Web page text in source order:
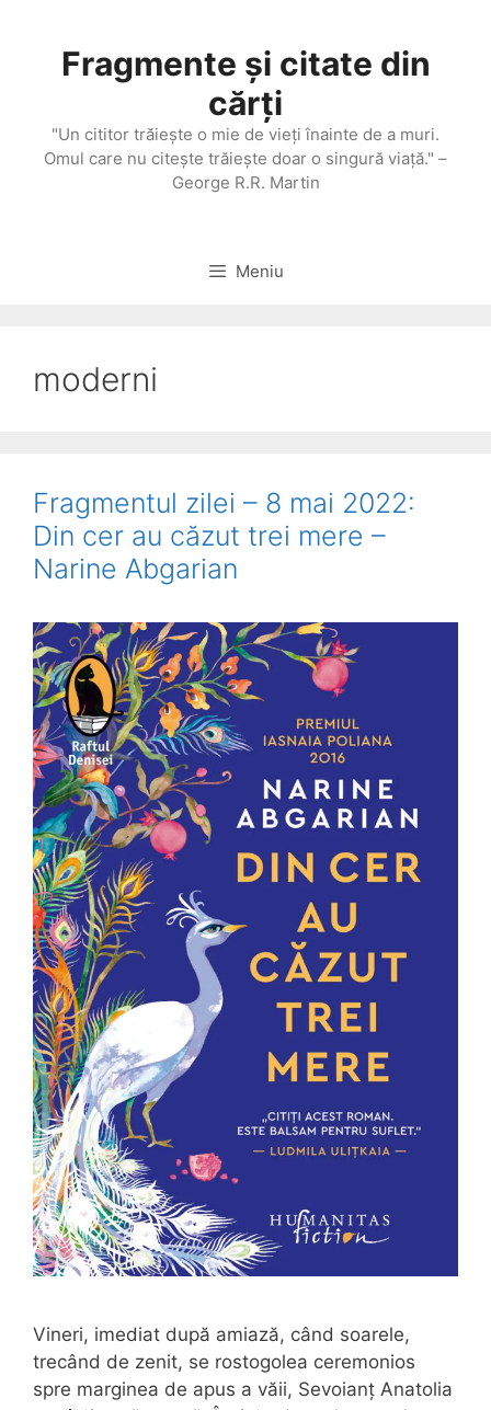
conținutFragmente și citate din
cărți
"Un cititor trăieşte o mie de vieţi înainte de a muri.
Omul care nu citeşte trăieşte doar o singură viaţă." –
George R.R. Martin
Meniu
moderni
Fragmentul zilei – 8 mai 2022:
Din cer au căzut trei mere –
Narine Abgarian
Vineri, imediat după amiază, când soarele,
trecând de zenit, se rostogolea ceremonios
spre marginea de apus a văii, Sevoianţ Anatolia